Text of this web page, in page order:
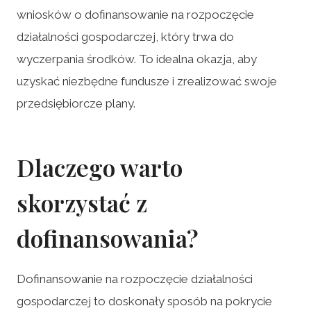
wniosków o dofinansowanie na rozpoczęcie
działalności gospodarczej, który trwa do
wyczerpania środków. To idealna okazja, aby
uzyskać niezbędne fundusze i zrealizować swoje
przedsiębiorcze plany.
Dlaczego warto
skorzystać z
dofinansowania?
Dofinansowanie na rozpoczęcie działalności
gospodarczej to doskonały sposób na pokrycie